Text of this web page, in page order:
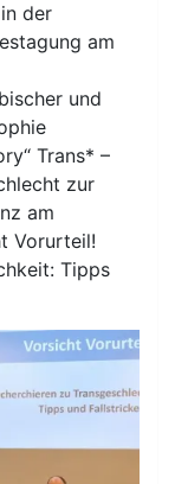
der
am
und
Trans* –
zur
am
Vorurteil!
Tipps